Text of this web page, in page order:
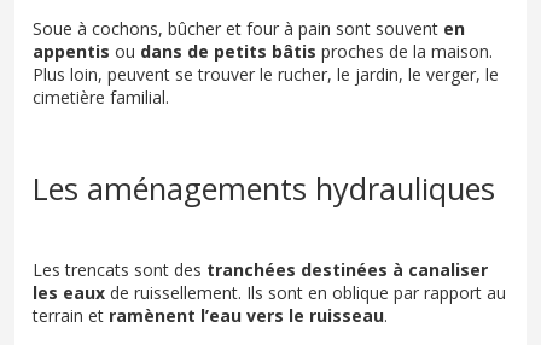
Soue à cochons, bûcher et four à pain sont souvent en
appentis ou dans de petits bâtis proches de la maison.
Plus loin, peuvent se trouver le rucher, le jardin, le verger, le
cimetière familial.
Les aménagements hydrauliques
Les trencats sont des tranchées destinées à canaliser
les eaux de ruissellement. Ils sont en oblique par rapport au
terrain et ramènent l’eau vers le ruisseau.